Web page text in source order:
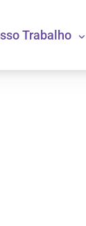
Trabalho